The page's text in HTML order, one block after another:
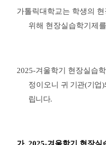
가톨릭대학교는 학생의
위해 현장실습학기제
2025-겨울학기 현장실습
정이오니 귀 기관(기업)
립니다.